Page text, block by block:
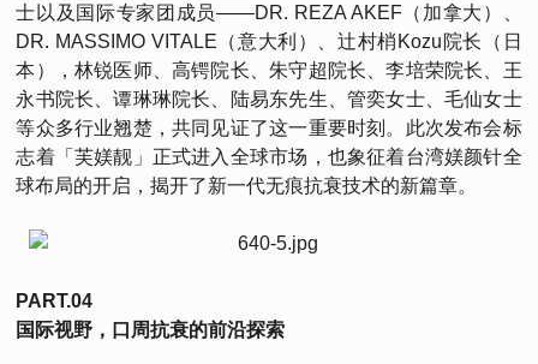
士以及国际专家团成员——DR. REZA AKEF（加拿大）、
DR. MASSIMO VITALE（意大利）、辻村梢Kozu院长（日
本），林锐医师、高锷院长、朱守超院长、李培荣院长、王
永书院长、谭琳琳院长、陆易东先生、管奕女士、毛仙女士
等众多行业翘楚，共同见证了这一重要时刻。此次发布会标
志着「芙媄靓」正式进入全球市场，也象征着台湾媄颜针全
球布局的开启，揭开了新一代无痕抗衰技术的新篇章。
PART.04
国际视野，口周抗衰的前沿探索